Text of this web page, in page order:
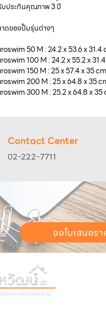
บประกันคุณภาพ 3 ปี
ดของปั๊มรุ่นต่างๆ
50 M : 24.2 x 53.6 x 31.4
100 M : 24.2 x 55.2 x
150 M : 25 x 57.4 x 35 cm
200 M : 25 x 64.8 x 35
300 M : 25.2 x 64.8 x 35
Contact Center
02-222-7711
ขอใบเสนอรา